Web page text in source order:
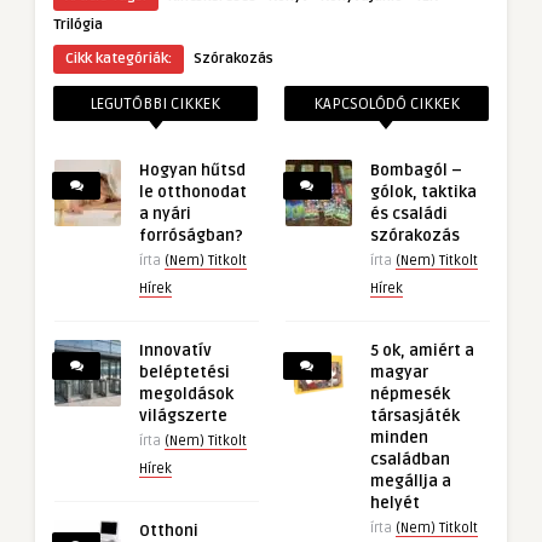
Trilógia
Cikk kategóriák:
Szórakozás
LEGUTÓBBI CIKKEK
Hogyan hűtsd
le otthonodat
a nyári
forróságban?
írta (Nem) Titkolt
Hírek
Innovatív
beléptetési
megoldások
világszerte
írta (Nem) Titkolt
Hírek
Otthoni
KAPCSOLÓDÓ CIKKEK
Bombagól –
gólok, taktika
és családi
szórakozás
írta (Nem) Titkolt
Hírek
5 ok, amiért a
magyar
népmesék
társasjáték
minden
családban
megállja a
helyét
írta (Nem) Titkolt